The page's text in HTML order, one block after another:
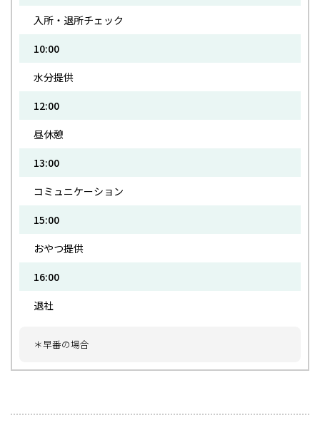
入所・退所チェック
10:00
水分提供
12:00
昼休憩
13:00
コミュニケーション
15:00
おやつ提供
16:00
退社
＊早番の場合